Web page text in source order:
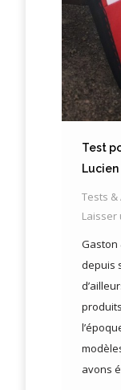
Test
Lucien
Tests &
Laisser
Gaston
depuis
avons